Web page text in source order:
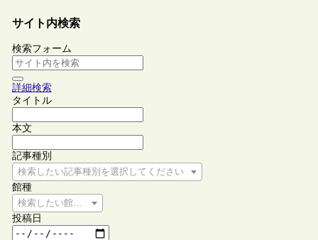
サイト内検索
検索フォーム
詳細検索
タイトル
本文
記事種別
検索したい記事種別を選択してください
館種
検索したい館種を選択してください
投稿日